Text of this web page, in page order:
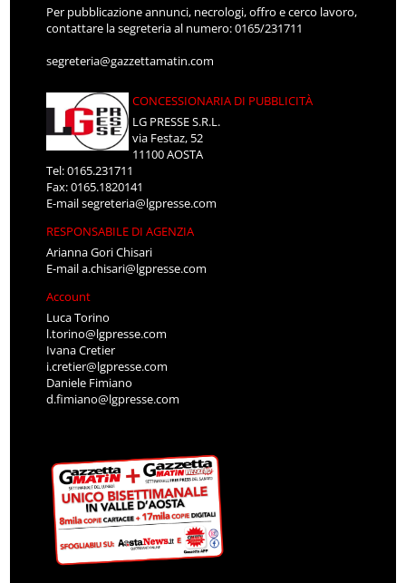
Per pubblicazione annunci, necrologi, offro e cerco lavoro,
contattare la segreteria al numero: 0165/231711
segreteria@gazzettamatin.com
CONCESSIONARIA DI PUBBLICITÀ
LG PRESSE S.R.L.
via Festaz, 52
11100 AOSTA
Tel: 0165.231711
Fax: 0165.1820141
E-mailsegreteria@lgpresse.com
RESPONSABILE DI AGENZIA
Arianna Gori Chisari
E-maila.chisari@lgpresse.com
Account
Luca Torino
l.torino@lgpresse.com
Ivana Cretier
i.cretier@lgpresse.com
Daniele Fimiano
d.fimiano@lgpresse.com